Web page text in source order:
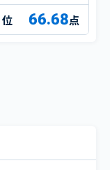
66.68点